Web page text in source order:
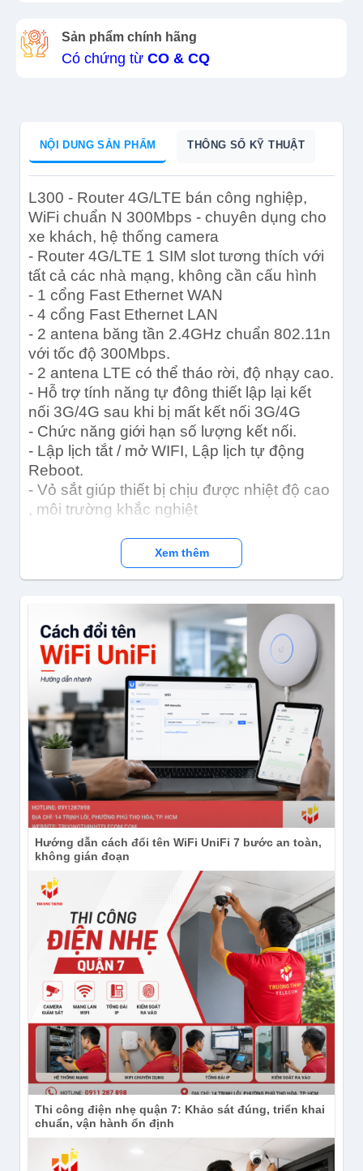
Sản phẩm chính hãng
Có chứng từ CO & CQ
NỘI DUNG SẢN PHẨM THÔNG SỐ KỸ THUẬT
L300 - Router 4G/LTE bán công nghiệp,
WiFi chuẩn N 300Mbps - chuyên dụng cho
xe khách, hệ thống camera
- Router 4G/LTE 1 SIM slot tương thích với
tất cả các nhà mạng, không cần cấu hình
- 1 cổng Fast Ethernet WAN
- 4 cổng Fast Ethernet LAN
- 2 antena băng tần 2.4GHz chuẩn 802.11n
với tốc độ 300Mbps.
- 2 antena LTE có thể tháo rời, độ nhạy cao.
- Hỗ trợ tính năng tự đông thiết lập lại kết
nối 3G/4G sau khi bị mất kết nối 3G/4G
- Chức năng giới hạn số lượng kết nối.
- Lập lịch tắt / mở WIFI, Lập lịch tự động
Reboot.
- Vỏ sắt giúp thiết bị chịu được nhiệt độ cao
, môi trường khắc nghiệt
Xem thêm
Hướng dẫn cách đổi tên WiFi UniFi 7 bước an toàn,
không gián đoạn
Thi công điện nhẹ quận 7: Khảo sát đúng, triển khai
chuẩn, vận hành ổn định